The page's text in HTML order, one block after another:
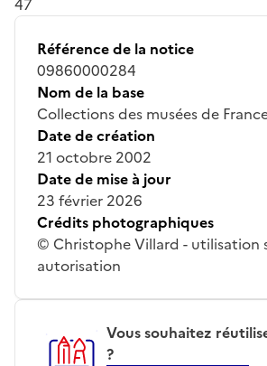
Référence de la notice
09860000284
Nom de la base
Collections des musées de
Date de création
21 octobre 2002
Date de mise à jour
23 février 2026
Crédits photographiques
© Christophe Villard - utilisation
autorisation
Vous souhaitez
?